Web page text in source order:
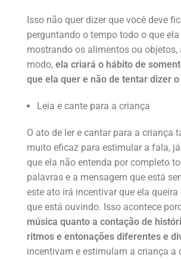
Isso não quer dizer que você deve
perguntando o tempo todo o que
mostrando os alimentos ou objetos,
modo, ela criará o hábito de
que ela quer e não de tentar dizer
Leia e cante para a criança
O ato de ler e cantar para a criança
muito eficaz para estimular a fala,
que ela não entenda por completo
palavras e a mensagem que está
este ato irá incentivar que ela
que está ouvindo. Isso acontece
música quanto a contação de
ritmos e entonações diferentes e
incentivam e estimulam a criança a